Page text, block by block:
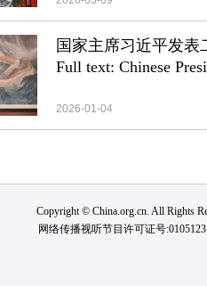
国家主席习近平发
Full text: Chinese
2026-01-04
Copyright © China.org.cn. All Rights
网络传播视听节目许可证号